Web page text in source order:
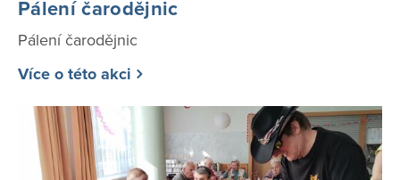
Pálení čarodějnic
Pálení čarodějnic
Více o této akci